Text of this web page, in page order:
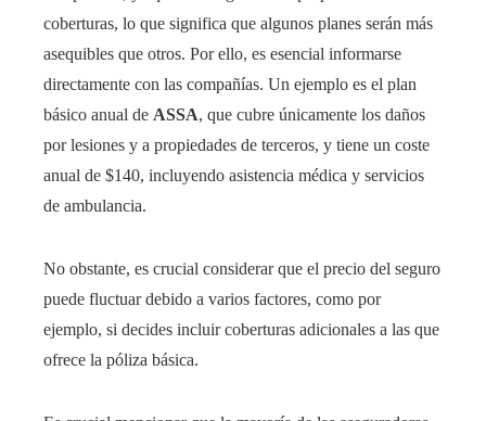
coberturas, lo que significa que algunos planes serán más
asequibles que otros. Por ello, es esencial informarse
directamente con las compañías. Un ejemplo es el plan
básico anual de ASSA, que cubre únicamente los daños
por lesiones y a propiedades de terceros, y tiene un coste
anual de $140, incluyendo asistencia médica y servicios
de ambulancia.
No obstante, es crucial considerar que el precio del seguro
puede fluctuar debido a varios factores, como por
ejemplo, si decides incluir coberturas adicionales a las que
ofrece la póliza básica.